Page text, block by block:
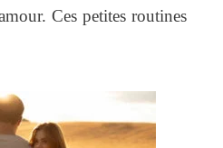
Ces petites routines